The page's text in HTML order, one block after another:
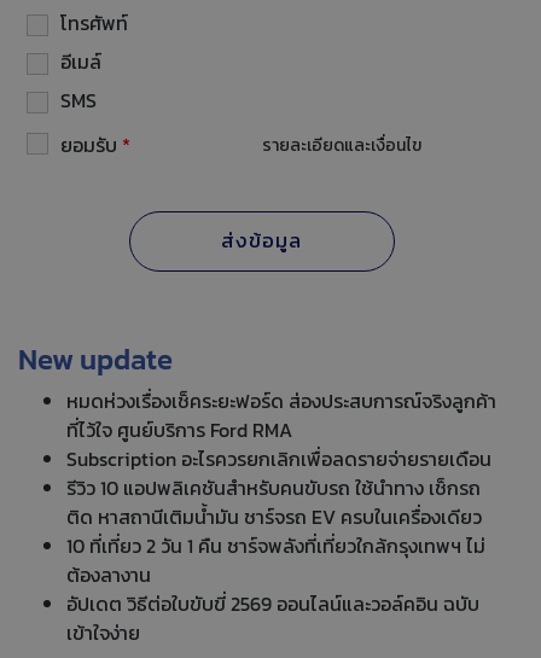
โทรศัพท์
อีเมล์
SMS
ยอมรับ * รายละเอียดและเงื่อนไข
New update
หมดห่วงเรื่องเช็คระยะฟอร์ด ส่องประสบการณ์จริงลูกค้า
ที่ไว้ใจ ศูนย์บริการ Ford RMA
Subscription อะไรควรยกเลิกเพื่อลดรายจ่ายรายเดือน
รีวิว 10 แอปพลิเคชันสำหรับคนขับรถ ใช้นำทาง เช็กรถ
ติด หาสถานีเติมน้ำมัน ชาร์จรถ EV ครบในเครื่องเดียว
10 ที่เที่ยว 2 วัน 1 คืน ชาร์จพลังที่เที่ยวใกล้กรุงเทพฯ ไม่
ต้องลางาน
อัปเดต วิธีต่อใบขับขี่ 2569 ออนไลน์และวอล์คอิน ฉบับ
เข้าใจง่าย